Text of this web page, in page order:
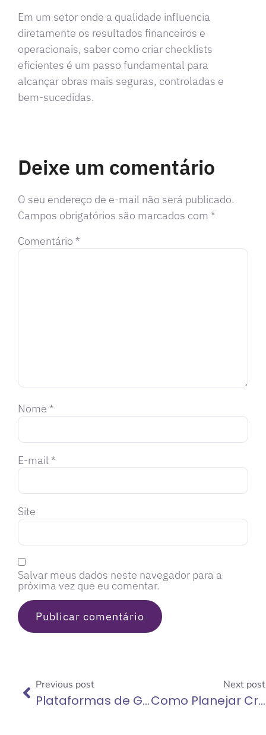
Em um setor onde a qualidade influencia
diretamente os resultados financeiros e
operacionais, saber como criar checklists
eficientes é um passo fundamental para
alcançar obras mais seguras, controladas e
bem-sucedidas.
Deixe um comentário
O seu endereço de e-mail não será publicado.
Campos obrigatórios são marcados com *
Comentário *
Nome *
E-mail *
Site
Salvar meus dados neste navegador para a
próxima vez que eu comentar.
Previous post
Plataformas de Gestão de Obras: como comparar e escolher a ideal
Next post
Como Planejar Cronogramas de Obra com Mais Precisão e Controle